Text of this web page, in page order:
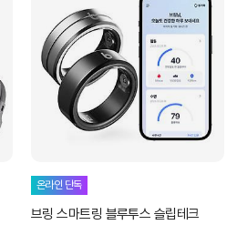
온라인 단독
브링 스마트링 블루투스 슬립테크